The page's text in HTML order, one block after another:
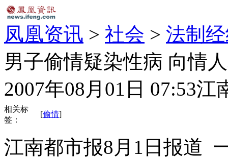
凤凰资讯 > 社会 > 法制
男子偷情疑染性病 向情
2007年08月01日 07:53江
相关标
签：
[偷情]
江南都市报8月1日报道